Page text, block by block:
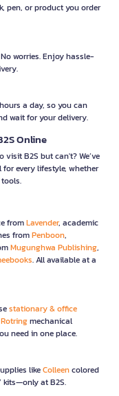
pen, or product you order
worries. Enjoy hassle-
a day, so you can
wait for your delivery.
Online
B2S but can't? We’ve
every lifestyle, whether
fromLavender, academic
fromPenboon,
Mugunghwa Publishing,
. All available at a
stationary & office
Rotringmechanical
need in one place.
likeColleencolored
kits—only at B2S.